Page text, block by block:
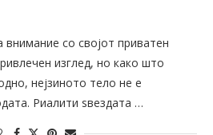
внимание со својот приватен
изглед, но како што
нејзиното тело не е
Риалити ѕвездата …